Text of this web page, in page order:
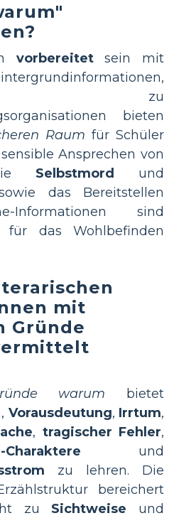
vorbereitetsein mit
zu
bieten
Raum für Schüler
Ansprechen von
Selbstmord
und
das Bereitstellen
Informationen sind
für das Wohlbefinden
mit
Gründe
warum bietet
Vorausdeutung, Irrtum,
, tragischer Fehler,
Charaktere und
zu lehren. Die
bereichert
zu Sichtweise und